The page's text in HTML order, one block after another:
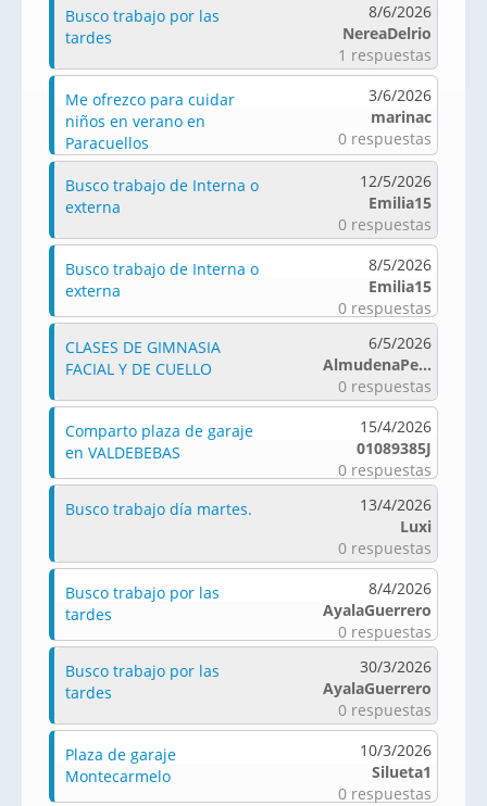
Busco trabajo por las
tardes
8/6/2026
NereaDelrio
1 respuestas
Me ofrezco para cuidar
niños en verano en
Paracuellos
3/6/2026
marinac
0 respuestas
Busco trabajo de Interna o
externa
12/5/2026
Emilia15
0 respuestas
Busco trabajo de Interna o
externa
8/5/2026
Emilia15
0 respuestas
CLASES DE GIMNASIA
FACIAL Y DE CUELLO
6/5/2026
AlmudenaPe...
0 respuestas
Comparto plaza de garaje
en VALDEBEBAS
15/4/2026
01089385J
0 respuestas
Busco trabajo día martes.
13/4/2026
Luxi
0 respuestas
Busco trabajo por las
tardes
8/4/2026
AyalaGuerrero
0 respuestas
Busco trabajo por las
tardes
30/3/2026
AyalaGuerrero
0 respuestas
Plaza de garaje
Montecarmelo
10/3/2026
Silueta1
0 respuestas